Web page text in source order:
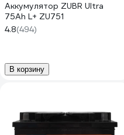
Аккумулятор ZUBR Ultra
75Ah L+ ZU751
4.8(494)
В корзину